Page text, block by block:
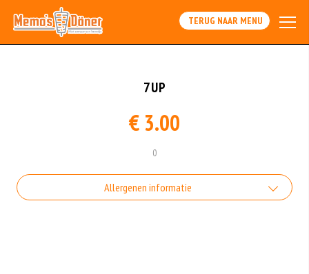
TERUG NAAR MENU
7UP
€ 3.00
0
Allergenen informatie